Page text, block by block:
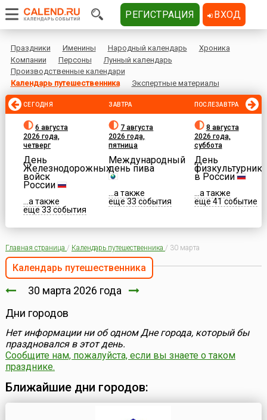
Праздники Именины Народный календарь
Хроника
Компании
Персоны
Лунный календарь
Производственные календари
Календарь путешественника
Экспертные материалы
СЕГОДНЯ
6 августа
2026 года,
четверг
День
Железнодорожных
войск
России
...а также
еще 33 события
ЗАВТРА
7 августа
2026 года,
пятница
Международный
день пива
...а также
еще 33 события
ПОСЛЕЗАВТРА
8 августа
2026 года,
суббота
День
физкультурника
в России
...а также
еще 41 событие
Главная страница / Календарь путешественника / 30 марта
Календарь путешественника
30 марта 2026 года
Дни городов
Нет информации ни об одном Дне города, который бы
праздновался в этот день.
Сообщите нам, пожалуйста, если вы знаете о таком
празднике.
Ближайшие дни городов:
РЕГИСТРАЦИЯ ВХОД